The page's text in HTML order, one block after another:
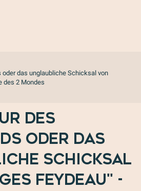
oder das unglaubliche Schicksal von
des 2 Mondes
des
oder das
Schicksal
Feydeau" -